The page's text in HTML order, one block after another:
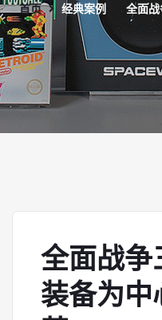
首页 经典案例 全面
全面战
装备为